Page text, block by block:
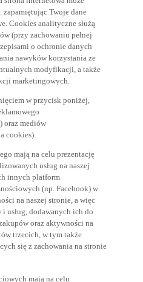
Twoje dane
Cookies analityczne służą
(przy zachowaniu pełnej
o ochronie danych
nawyków korzystania ze
modyfikacji, a także
marketingowych.
mediów
cookies).
usług na naszej
innych platform
(np. Facebook) w
na naszej stronie, a więc
usług, dodawanych ich do
oraz aktywności na
trzecich, w tym także
się z zachowania na stronie